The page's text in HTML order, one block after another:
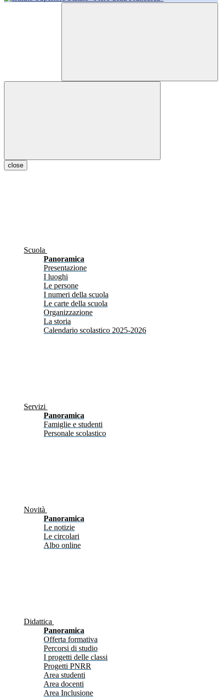
close
Scuola
Panoramica
Presentazione
I luoghi
Le persone
I numeri della scuola
Le carte della scuola
Organizzazione
La storia
Calendario scolastico 2025-2026
Servizi
Panoramica
Famiglie e studenti
Personale scolastico
Novità
Panoramica
Le notizie
Le circolari
Albo online
Didattica
Panoramica
Offerta formativa
Percorsi di studio
I progetti delle classi
Progetti PNRR
Area studenti
Area docenti
Area Inclusione